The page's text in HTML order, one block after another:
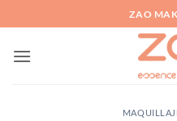
al
contenido
ZAO